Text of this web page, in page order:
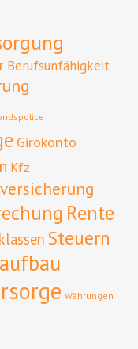
Berufsunfähigkeit
Girokonto
Kfz
Rente
Steuern
Währungen